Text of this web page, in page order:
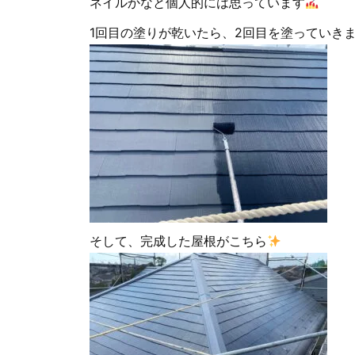
1回目の塗りが乾いたら、2回目を塗っていき
そして、完成した屋根がこちら